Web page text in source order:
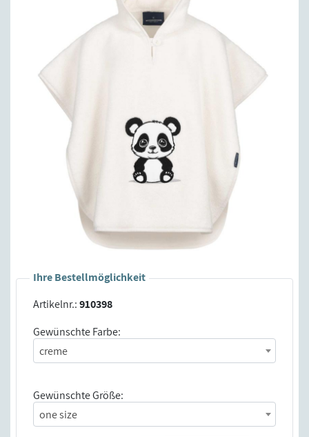
Ihre Bestellmöglichkeit
Artikelnr.:910398
Gewünschte Farbe:
creme
Gewünschte Größe:
one size